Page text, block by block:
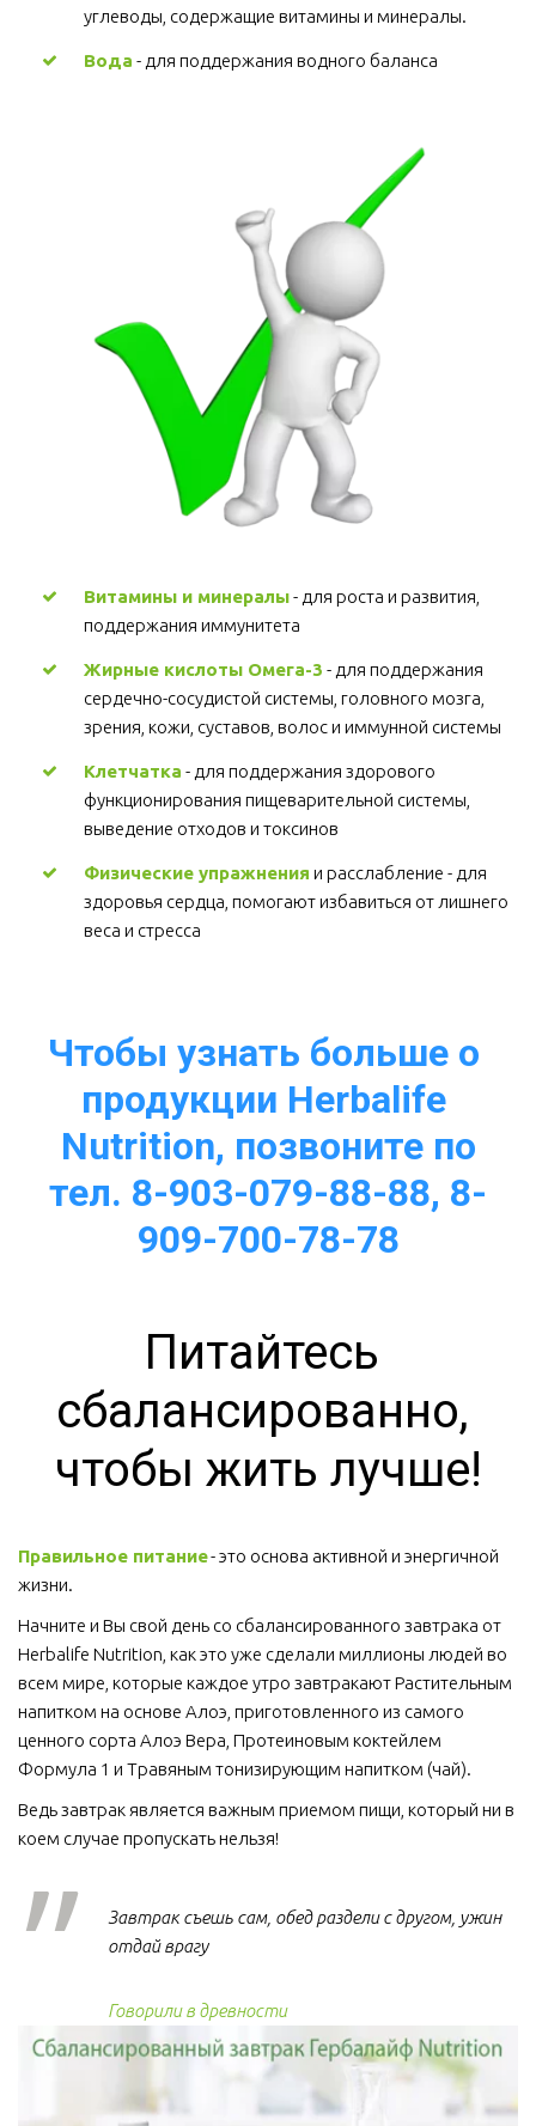
углеводы, содержащие витамины и минералы.
Вода - для поддержания водного баланса
Витамины и минералы - для роста и развития,
поддержания иммунитета
Жирные кислоты Омега-3 - для поддержания
сердечно-сосудистой системы, головного мозга,
зрения, кожи, суставов, волос и иммунной системы
Клетчатка - для поддержания здорового
функционирования пищеварительной системы,
выведение отходов и токсинов
Физические упражнения и расслабление - для
здоровья сердца, помогают избавиться от лишнего
веса и стресса
Чтобы узнать больше о
продукции Herbalife
Nutrition, позвоните по
тел. 8-903-079-88-88, 8-
909-700-78-78
Питайтесь
сбалансированно,
чтобы жить лучше!
Правильное питание - это основа активной и энергичной
жизни.
Начните и Вы свой день со сбалансированного завтрака от
Herbalife Nutrition, как это уже сделали миллионы людей во
всем мире, которые каждое утро завтракают Растительным
напитком на основе Алоэ, приготовленного из самого
ценного сорта Алоэ Вера, Протеиновым коктейлем
Формула 1 и Травяным тонизирующим напитком (чай).
Ведь завтрак является важным приемом пищи, который ни в
коем случае пропускать нельзя!
Завтрак съешь сам, обед раздели с другом, ужин
отдай врагу
Говорили в древности